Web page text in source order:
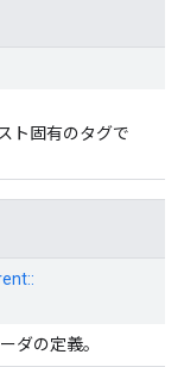
ト固有のタグで
ダの定義。